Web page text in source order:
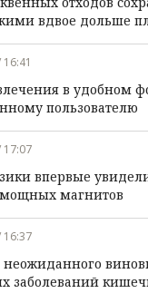
вдвое дольше
в удобном
пользователю
17:07
впервые
мощных магнитов
16:37
заболеваний